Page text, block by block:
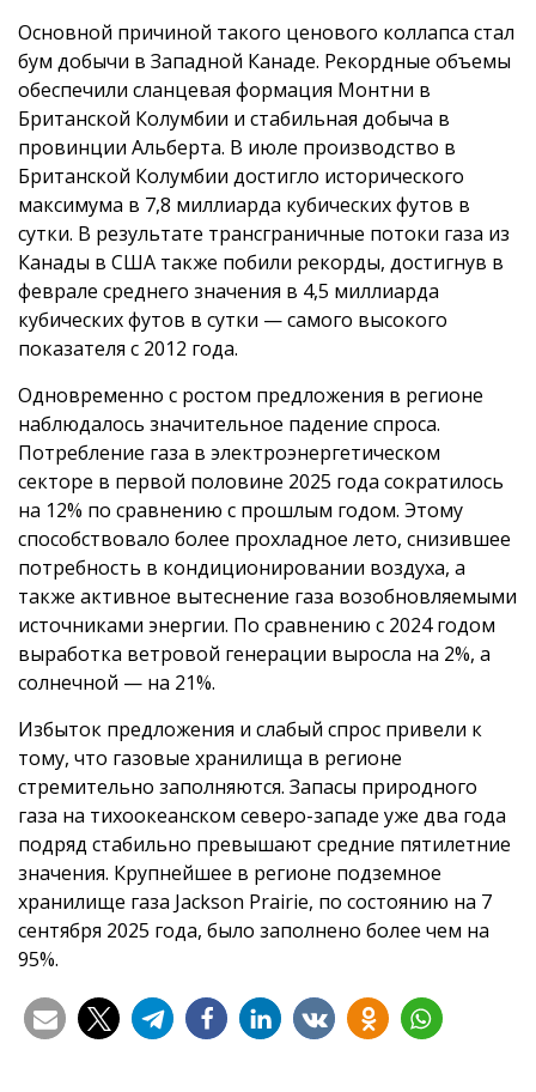
Основной причиной такого ценового коллапса стал
бум добычи в Западной Канаде. Рекордные объемы
обеспечили сланцевая формация Монтни в
Британской Колумбии и стабильная добыча в
провинции Альберта. В июле производство в
Британской Колумбии достигло исторического
максимума в 7,8 миллиарда кубических футов в
сутки. В результате трансграничные потоки газа из
Канады в США также побили рекорды, достигнув в
феврале среднего значения в 4,5 миллиарда
кубических футов в сутки — самого высокого
показателя с 2012 года.
Одновременно с ростом предложения в регионе
наблюдалось значительное падение спроса.
Потребление газа в электроэнергетическом
секторе в первой половине 2025 года сократилось
на 12% по сравнению с прошлым годом. Этому
способствовало более прохладное лето, снизившее
потребность в кондиционировании воздуха, а
также активное вытеснение газа возобновляемыми
источниками энергии. По сравнению с 2024 годом
выработка ветровой генерации выросла на 2%, а
солнечной — на 21%.
Избыток предложения и слабый спрос привели к
тому, что газовые хранилища в регионе
стремительно заполняются. Запасы природного
газа на тихоокеанском северо-западе уже два года
подряд стабильно превышают средние пятилетние
значения. Крупнейшее в регионе подземное
хранилище газа Jackson Prairie, по состоянию на 7
сентября 2025 года, было заполнено более чем на
95%.